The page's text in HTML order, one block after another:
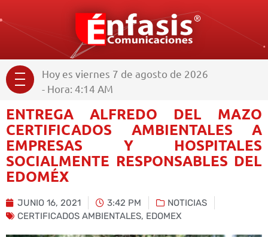
Hoy es viernes 7 de agosto de 2026
- Hora: 4:14 AM
ENTREGA ALFREDO DEL MAZO
CERTIFICADOS AMBIENTALES A
EMPRESAS Y HOSPITALES
SOCIALMENTE RESPONSABLES DEL
EDOMÉX
JUNIO 16, 2021 3:42 PM
NOTICIAS
CERTIFICADOS AMBIENTALES, EDOMEX